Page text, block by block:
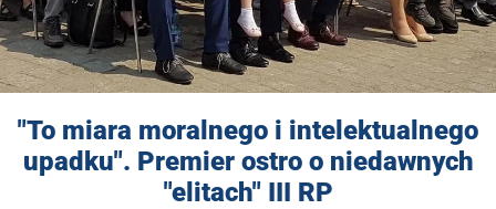
"To miara moralnego i intelektualnego
upadku". Premier ostro o niedawnych
"elitach" III RP